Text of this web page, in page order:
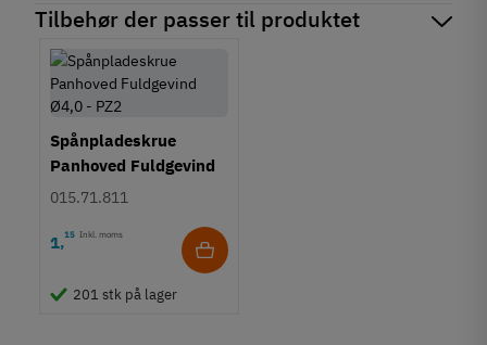
Tilbehør der passer til produktet
Spånpladeskrue
Panhoved Fuldgevind
Ø4,0 - PZ2
015.71.811
1,15 Inkl. moms
201 stk på lager